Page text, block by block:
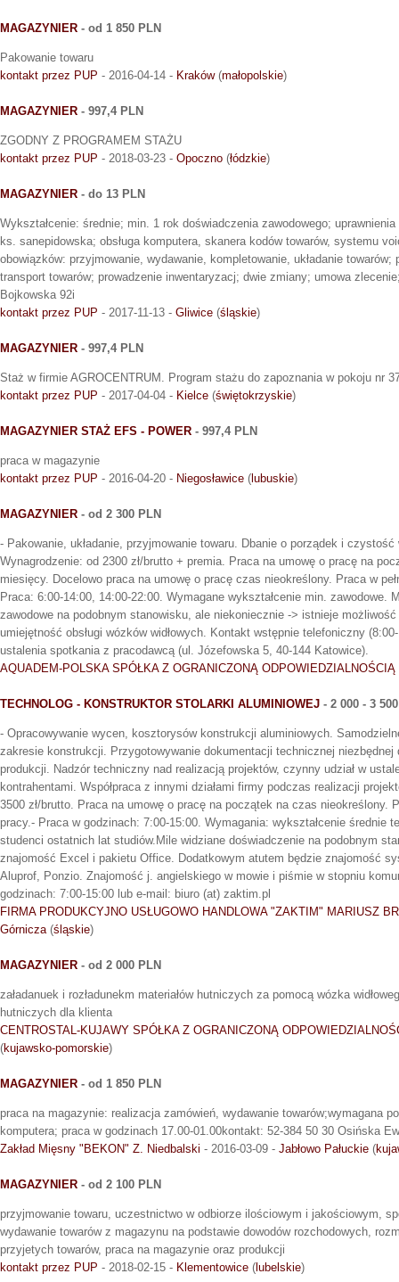
MAGAZYNIER - od 1 850 PLN
Pakowanie towaru
kontakt przez PUP - 2016-04-14 - Kraków(małopolskie)
MAGAZYNIER - 997,4 PLN
ZGODNY Z PROGRAMEM STAŻU
kontakt przez PUP - 2018-03-23 - Opoczno (łódzkie)
MAGAZYNIER - do 13 PLN
Wykształcenie: średnie; min. 1 rok doświadczenia zawodowego;
ks. sanepidowska; obsługa komputera, skanera kodów towarów, systemu
obowiązków: przyjmowanie, wydawanie, kompletowanie, układanie
transport towarów; prowadzenie inwentaryzacj; dwie zmiany; umowa
Bojkowska 92i
kontakt przez PUP - 2017-11-13 - Gliwice (śląskie)
MAGAZYNIER - 997,4 PLN
Staż w firmie AGROCENTRUM. Program stażu do zapoznania w pokoju nr
kontakt przez PUP - 2017-04-04 - Kielce (świętokrzyskie)
MAGAZYNIER STAŻ EFS - POWER - 997,4 PLN
praca w magazynie
kontakt przez PUP - 2016-04-20 - Niegosławice (lubuskie)
MAGAZYNIER - od 2 300 PLN
- Pakowanie, układanie, przyjmowanie towaru. Dbanie o porządek i
Wynagrodzenie: od 2300 zł/brutto + premia. Praca na umowę o pracę na
miesięcy. Docelowo praca na umowę o pracę czas nieokreślony. Praca w
Praca: 6:00-14:00, 14:00-22:00. Wymagane wykształcenie min. zawodowe.
zawodowe na podobnym stanowisku, ale niekoniecznie -> istnieje
umiejętność obsługi wózków widłowych. Kontakt wstępnie telefoniczny
ustalenia spotkania z pracodawcą (ul. Józefowska 5, 40-144 Katowice).
AQUADEM-POLSKA SPÓŁKA Z OGRANICZONĄ ODPOWIEDZIALNOŚCIĄ
TECHNOLOG - KONSTRUKTOR STOLARKI ALUMINIOWEJ - 2 000 - 3
- Opracowywanie wycen, kosztorysów konstrukcji aluminiowych.
zakresie konstrukcji. Przygotowywanie dokumentacji technicznej niezbędnej
produkcji. Nadzór techniczny nad realizacją projektów, czynny udział w
kontrahentami. Współpraca z innymi działami firmy podczas realizacji
3500 zł/brutto. Praca na umowę o pracę na początek na czas nieokreślony.
pracy.- Praca w godzinach: 7:00-15:00. Wymagania: wykształcenie średnie
studenci ostatnich lat studiów.Mile widziane doświadczenie na podobnym
znajomość Excel i pakietu Office. Dodatkowym atutem będzie znajomość
Aluprof, Ponzio. Znajomość j. angielskiego w mowie i piśmie w stopniu
godzinach: 7:00-15:00 lub e-mail: biuro (at) zaktim.pl
FIRMA PRODUKCYJNO USŁUGOWO HANDLOWA "ZAKTIM" MARIUSZ
Górnicza (śląskie)
MAGAZYNIER - od 2 000 PLN
załadanuek i rozładunekm materiałów hutniczych za pomocą wózka
hutniczych dla klienta
CENTROSTAL-KUJAWY SPÓŁKA Z OGRANICZONĄ
(kujawsko-pomorskie)
MAGAZYNIER - od 1 850 PLN
praca na magazynie: realizacja zamówień, wydawanie towarów;wymagana
komputera; praca w godzinach 17.00-01.00kontakt: 52-384 50 30 Osińska
Zakład Mięsny "BEKON" Z. Niedbalski - 2016-03-09 - Jabłowo Pałuckie (
MAGAZYNIER - od 2 100 PLN
przyjmowanie towaru, uczestnictwo w odbiorze ilościowym i jakościowym,
wydawanie towarów z magazynu na podstawie dowodów rozchodowych,
przyjetych towarów, praca na magazynie oraz produkcji
kontakt przez PUP - 2018-02-15 - Klementowice (lubelskie)